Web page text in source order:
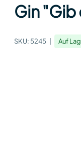
Gin
SKU: 5245 Auf